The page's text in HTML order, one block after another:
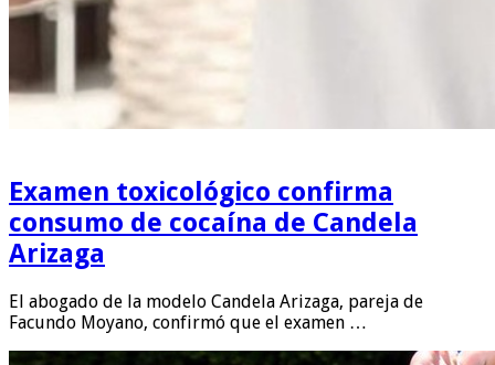
Examen toxicológico confirma
consumo de cocaína de Candela
Arizaga
El abogado de la modelo Candela Arizaga, pareja de
Facundo Moyano, confirmó que el examen …